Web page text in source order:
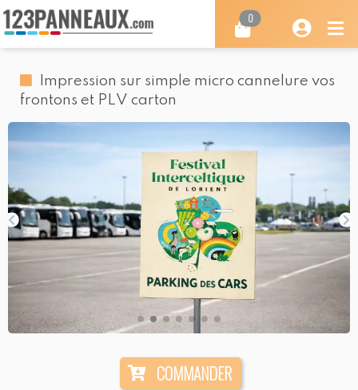
0
Impression sur simple micro cannelure vos
frontons et PLV carton
COMMANDER